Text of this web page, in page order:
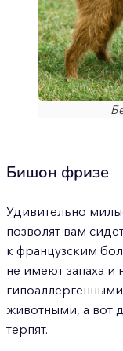
Бишон фризе
Удивительно
позволят вам
к французским
не имеют запаха и
животными, а вот
терпят.